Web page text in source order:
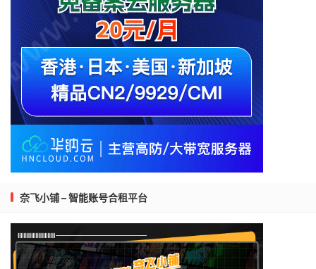
奈飞小铺 – 智能账号合租平台